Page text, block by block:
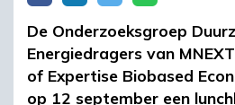
De Onderzoeksgroep
Energiedragers van
of Expertise Biobased
op 12 september een